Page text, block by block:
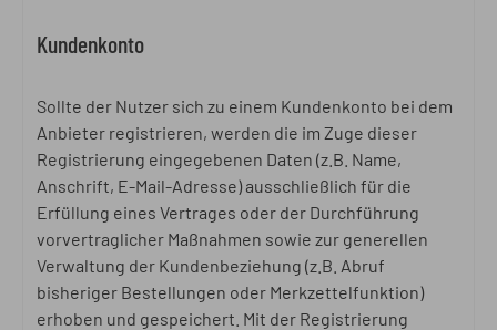
Kundenkonto
Sollte der Nutzer sich zu einem Kundenkonto bei dem
Anbieter registrieren, werden die im Zuge dieser
Registrierung eingegebenen Daten (z.B. Name,
Anschrift, E-Mail-Adresse) ausschließlich für die
Erfüllung eines Vertrages oder der Durchführung
vorvertraglicher Maßnahmen sowie zur generellen
Verwaltung der Kundenbeziehung (z.B. Abruf
bisheriger Bestellungen oder Merkzettelfunktion)
erhoben und gespeichert. Mit der Registrierung